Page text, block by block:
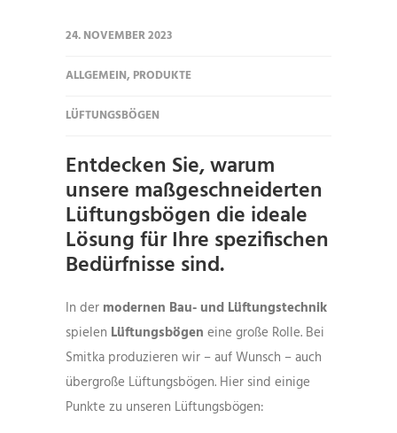
24. NOVEMBER 2023
ALLGEMEIN, PRODUKTE
LÜFTUNGSBÖGEN
Entdecken Sie, warum
unsere maßgeschneiderten
Lüftungsbögen die ideale
Lösung für Ihre spezifischen
Bedürfnisse sind.
In der modernen Bau- und Lüftungstechnik
spielen Lüftungsbögen eine große Rolle. Bei
Smitka produzieren wir – auf Wunsch – auch
übergroße Lüftungsbögen. Hier sind einige
Punkte zu unseren Lüftungsbögen: